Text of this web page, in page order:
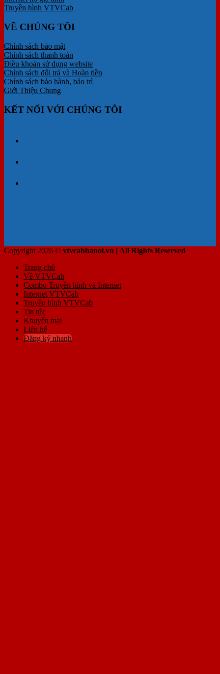
Truyền hình VTVCab
VỀ CHÚNG TÔI
Chính sách bảo mật
Chính sách thanh toán
Điều khoản sử dụng website
Chính sách đổi trả và Hoàn tiền
Chính sách bảo hành, bảo trì
Giới Thiệu Chung
KẾT NỐI VỚI CHÚNG TÔI
Copyright 2026 © vtvcabhanoi.vn | All Rights Reserved
Trang chủ
Về VTVCab
Combo Truyền hình và Internet
Internet VTVCab
Truyền hình VTVCab
Tin tức
Khuyến mại
Liên hệ
Đăng ký nhanh